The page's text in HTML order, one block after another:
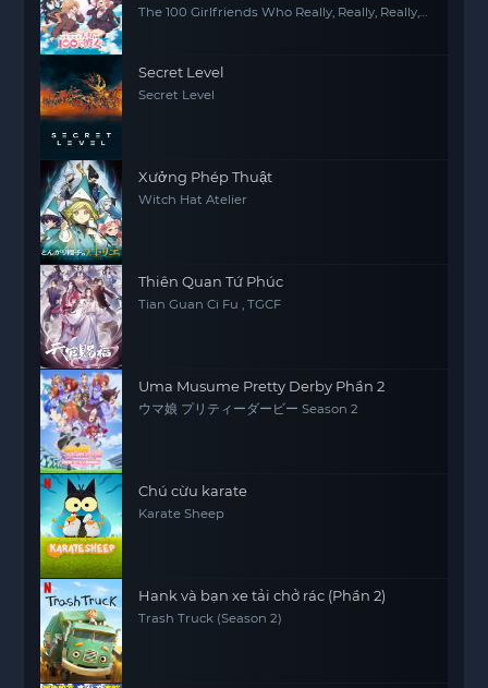
The 100 Girlfriends Who Really, Really, Really,
Secret Level
Secret Level
Xưởng Phép Thuật
Witch Hat Atelier
Thiên Quan Tứ Phúc
Tian Guan Ci Fu , TGCF
Uma Musume Pretty Derby Phần 2
ウマ娘 プリティーダービー Season 2
Chú cừu karate
Karate Sheep
Hank và bạn xe tải chở rác (Phần 2)
Trash Truck (Season 2)